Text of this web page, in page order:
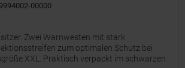
00000
Zwei Warnwesten mit stark
zum optimalen Schutz bei
XXL. Praktisch verpackt im schwarzen